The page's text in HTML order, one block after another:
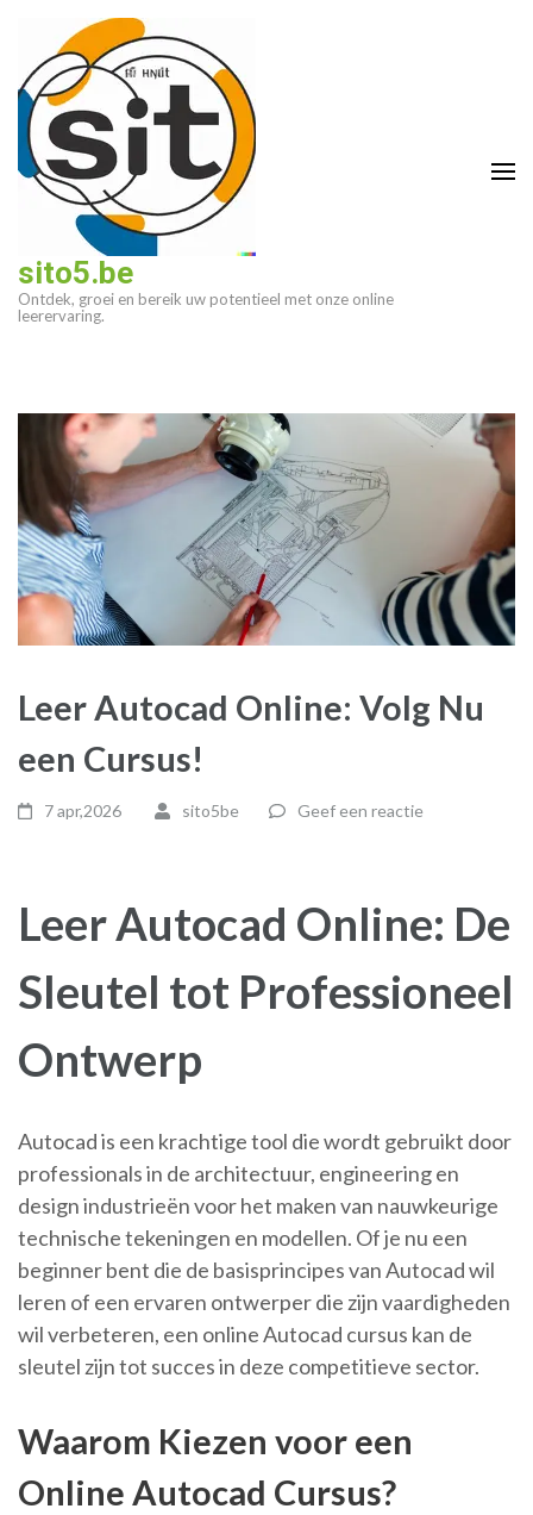
inhoud
(druk
enter)
sito5.be
Ontdek, groei en bereik uw potentieel met onze online
leerervaring.
Leer Autocad Online: Volg Nu
een Cursus!
7 apr,2026 sito5be Geef een reactie
Leer Autocad Online: De
Sleutel tot Professioneel
Ontwerp
Autocad is een krachtige tool die wordt gebruikt door
professionals in de architectuur, engineering en
design industrieën voor het maken van nauwkeurige
technische tekeningen en modellen. Of je nu een
beginner bent die de basisprincipes van Autocad wil
leren of een ervaren ontwerper die zijn vaardigheden
wil verbeteren, een online Autocad cursus kan de
sleutel zijn tot succes in deze competitieve sector.
Waarom Kiezen voor een
Online Autocad Cursus?